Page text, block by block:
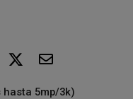
hasta 5mp/3k)